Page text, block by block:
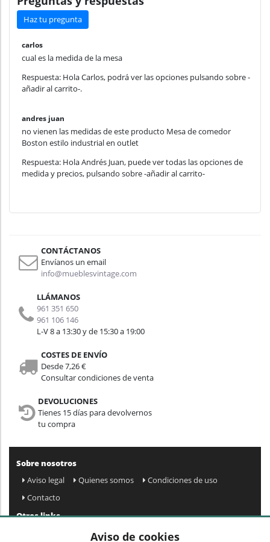
Haz tu pregunta
carlos
cual es la medida de la mesa
Respuesta: Hola Carlos, podrá ver las opciones pulsando sobre -
añadir al carrito-.
andres juan
no vienen las medidas de este producto Mesa de comedor
Boston estilo industrial en outlet
Respuesta: Hola Andrés Juan, puede ver todas las opciones de
medida y precios, pulsando sobre -añadir al carrito-
CONTÁCTANOS
Envíanos un email
info@mueblesvintage.com
LLÁMANOS
961 351 650
961 106 146
L-V 8 a 13:30 y de 15:30 a 19:00
COSTES DE ENVÍO
Desde 7,26 €
Consultar condiciones de venta
DEVOLUCIONES
Tienes 15 días para devolvernos
tu compra
Sobre nosotros
Aviso legal
Quienes somos
Condiciones de uso
Contacto
Otros links
Preguntas frecuentes Mi cuenta
Aviso de cookies